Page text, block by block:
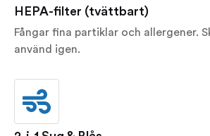
HEPA-filter (tvättbart)
Fångar fina partiklar och allergener.
använd igen.